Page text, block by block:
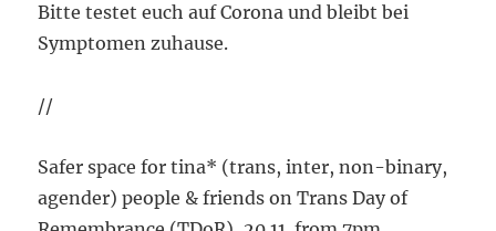
Bitte testet euch auf Corona und bleibt bei
Symptomen zuhause.
//
Safer space for tina* (trans, inter, non-binary,
agender) people & friends on Trans Day of